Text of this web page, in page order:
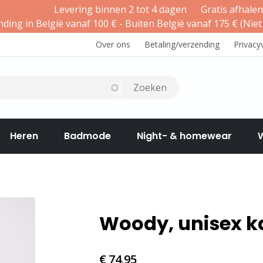
Levering binnen 2 tot 4 dagen
Gratis
in België vanaf 100 € - Buiten België vanaf 175 €
Over ons Betaling/verzending
Heren Badmode Night- & homewear
Woody, unisex
€ 74,95